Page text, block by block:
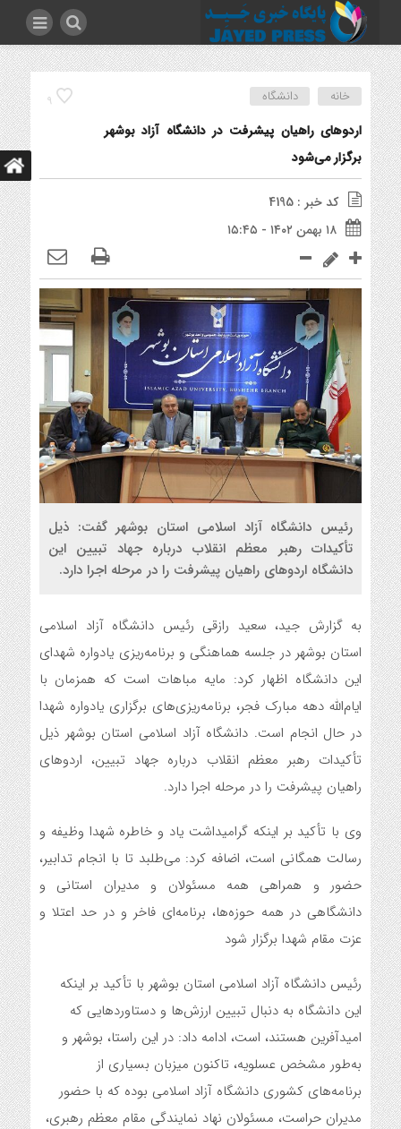
9 خانه دانشگاه
اردوهای راهیان پیشرفت در دانشگاه آزاد بوشهر
برگزار می‌شود
کد خبر : 4195
۱۸ بهمن ۱۴۰۲ - ۱۵:۴۵
رئیس دانشگاه آزاد اسلامی استان بوشهر گفت: ذیل
تأکیدات رهبر معظم انقلاب درباره جهاد تبیین این
دانشگاه اردوهای راهیان پیشرفت را در مرحله اجرا دارد.
به گزارش جید، سعید رازقی رئیس دانشگاه آزاد اسلامی
استان بوشهر در جلسه هماهنگی و برنامه‌ریزی یادواره شهدای
این دانشگاه اظهار کرد:‌ مایه مباهات است که همزمان با
ایام‌الله دهه مبارک فجر، برنامه‌ریزی‌های برگزاری یادواره شهدا
در حال انجام است. دانشگاه آزاد اسلامی استان بوشهر ذیل
تأکیدات رهبر معظم انقلاب درباره جهاد تبیین، اردوهای
راهیان پیشرفت را در مرحله اجرا دارد.
وی با تأکید بر اینکه گرامیداشت یاد و خاطره شهدا وظیفه و
رسالت همگانی است، اضافه کرد: می‌طلبد تا با انجام تدابیر،
حضور و همراهی همه مسئولان و مدیران استانی و
دانشگاهی در همه حوزه‌ها، برنامه‌ای فاخر و در حد اعتلا و
عزت مقام شهدا برگزار شود
رئیس دانشگاه آزاد اسلامی استان بوشهر با تأکید بر اینکه
این دانشگاه به دنبال تبیین ارزش‌ها و دستاوردهایی که
امیدآفرین هستند، است، ادامه داد: در این راستا، بوشهر و
به‌طور مشخص عسلویه، تاکنون میزبان بسیاری از
برنامه‌های کشوری دانشگاه آزاد اسلامی بوده که با حضور
مدیران حراست، مسئولان نهاد نمایندگی مقام معظم رهبری،